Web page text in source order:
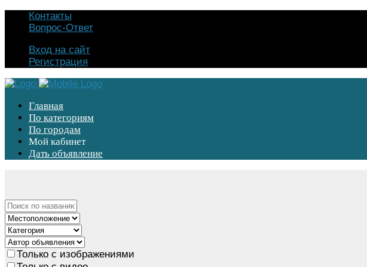
Контакты
Вопрос-Ответ
Вход на сайт
Регистрация
Главная
По категориям
По городам
Мой кабинет
Дать объявление
Только с изображениями